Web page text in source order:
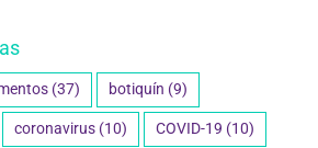
(37) botiquín (9)
coronavirus (10) COVID-19 (10)